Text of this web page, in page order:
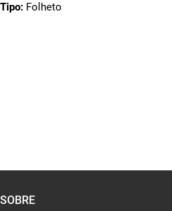
Tipo: Folheto
SOBRE